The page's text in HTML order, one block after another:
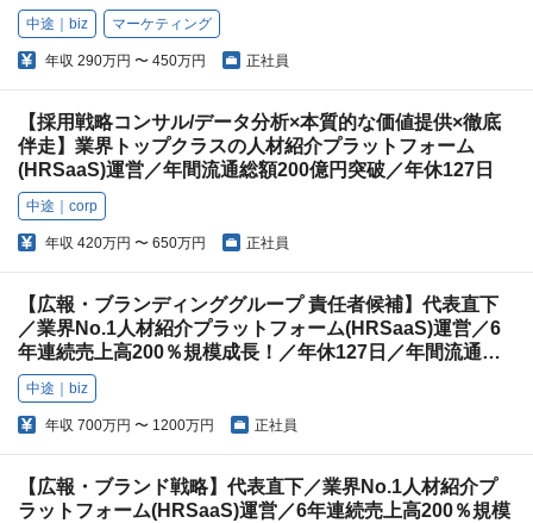
流通額100億円／早期キャリアアップ
中途｜biz マーケティング
年収 290万円 〜 450万円 正社員
【採用戦略コンサル/データ分析×本質的な価値提供×徹底
伴走】業界トップクラスの人材紹介プラットフォーム
(HRSaaS)運営／年間流通総額200億円突破／年休127日
中途｜corp
年収 420万円 〜 650万円 正社員
【広報・ブランディンググループ 責任者候補】代表直下
／業界No.1人材紹介プラットフォーム(HRSaaS)運営／6
年連続売上高200％規模成長！／年休127日／年間流通額
100億円
中途｜biz
年収 700万円 〜 1200万円 正社員
【広報・ブランド戦略】代表直下／業界No.1人材紹介プ
ラットフォーム(HRSaaS)運営／6年連続売上高200％規模